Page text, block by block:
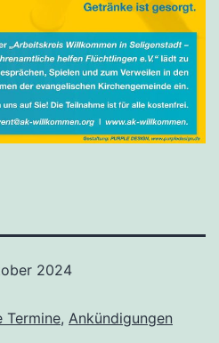
2024
Termine, Ankündigungen